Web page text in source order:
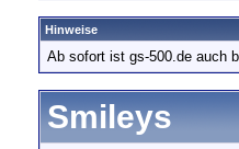
Hinweise
Ab sofort ist gs-500.de auch
Smileys